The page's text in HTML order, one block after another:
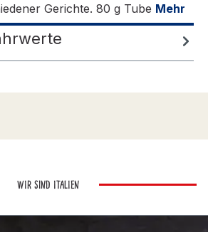
Gerichte. 80 g Tube Mehr
WIR SIND ITALIEN